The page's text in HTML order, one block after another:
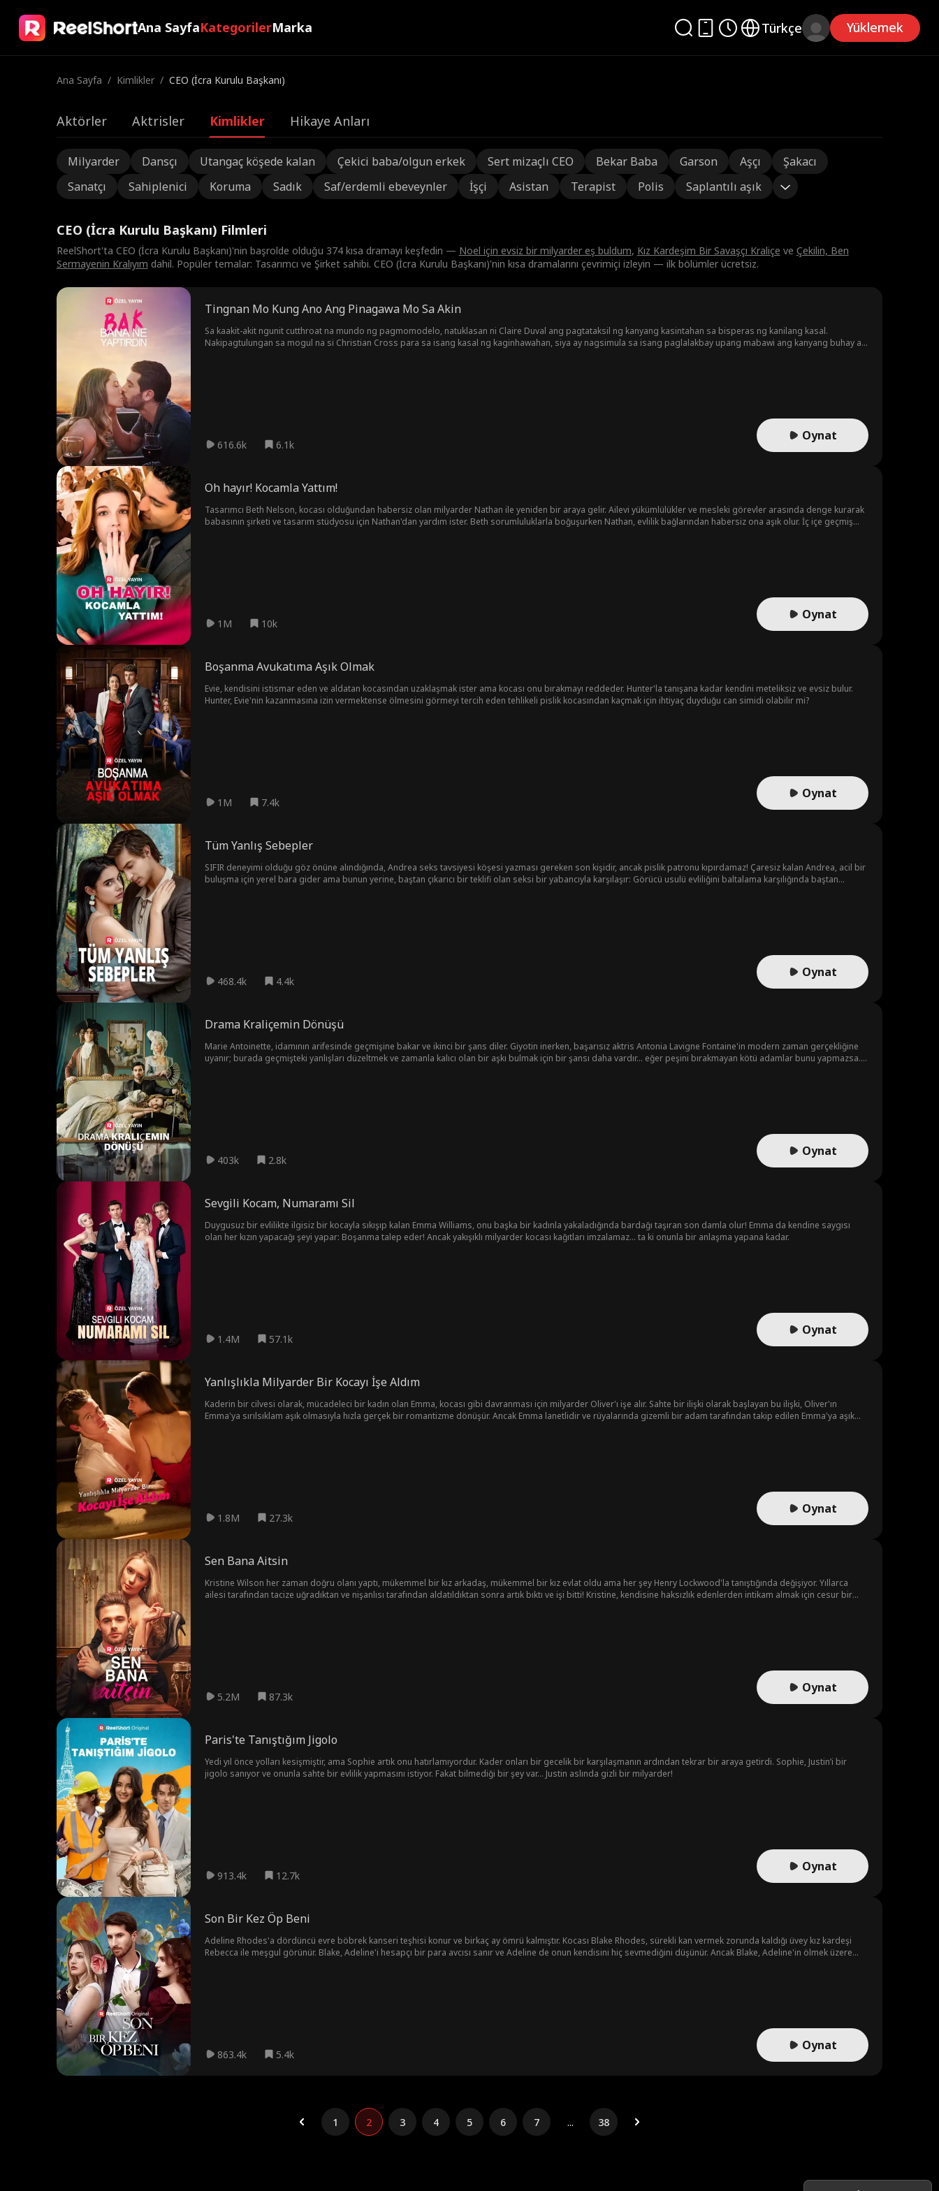
Ana SayfaKategorilerMarka Türkçe Yüklemek
Ana Sayfa / Kimlikler / CEO (İcra Kurulu Başkanı)
Aktörler Aktrisler Kimlikler Hikaye Anları
Milyarder Dansçı Utangaç köşede kalan Çekici baba/olgun erkek Sert mizaçlı CEO Bekar Baba Garson Aşçı
Şakacı
Sanatçı
Sahiplenici Koruma Sadık Saf/erdemli ebeveynler İşçi Asistan Terapist Polis Saplantılı aşık
CEO (İcra Kurulu Başkanı) Filmleri
ReelShort'ta CEO (İcra Kurulu Başkanı)'nin başrolde olduğu 374 kısa dramayı keşfedin — Noel için evsiz bir milyarder eş buldum, Kız Kardeşim Bir Savaşçı Kraliçe ve Çekilin, Ben
Sermayenin Kralıyım dahil. Popüler temalar: Tasarımcı ve Şirket sahibi. CEO (İcra Kurulu Başkanı)'nin kısa dramalarını çevrimiçi izleyin — ilk bölümler ücretsiz.
Tingnan Mo Kung Ano Ang Pinagawa Mo Sa Akin
Sa kaakit-akit ngunit cutthroat na mundo ng pagmomodelo, natuklasan ni Claire Duval ang pagtataksil ng kanyang kasintahan sa bisperas ng kanilang kasal.
Nakipagtulungan sa mogul na si Christian Cross para sa isang kasal ng kaginhawahan, siya ay nagsimula sa isang paglalakbay upang mabawi ang kanyang buhay at
616.6k 6.1k
Oynat
Oh hayır! Kocamla Yattım!
Tasarımcı Beth Nelson, kocası olduğundan habersiz olan milyarder Nathan ile yeniden bir araya gelir. Ailevi yükümlülükler ve mesleki görevler arasında denge kurarak
babasının şirketi ve tasarım stüdyosu için Nathan'dan yardım ister. Beth sorumluluklarla boğuşurken Nathan, evlilik bağlarından habersiz ona aşık olur. İç içe geçmiş
1M 10k
Oynat
Boşanma Avukatıma Aşık Olmak
Evie, kendisini istismar eden ve aldatan kocasından uzaklaşmak ister ama kocası onu bırakmayı reddeder. Hunter'la tanışana kadar kendini meteliksiz ve evsiz bulur.
Hunter, Evie'nin kazanmasına izin vermektense ölmesini görmeyi tercih eden tehlikeli pislik kocasından kaçmak için ihtiyaç duyduğu can simidi olabilir mi?
1M 7.4k
Oynat
Tüm Yanlış Sebepler
SIFIR deneyimi olduğu göz önüne alındığında, Andrea seks tavsiyesi köşesi yazması gereken son kişidir, ancak pislik patronu kıpırdamaz! Çaresiz kalan Andrea, acil bir
buluşma için yerel bara gider ama bunun yerine, baştan çıkarıcı bir teklifi olan seksi bir yabancıyla karşılaşır: Görücü usulü evliliğini baltalama karşılığında baştan
468.4k 4.4k
Oynat
Drama Kraliçemin Dönüşü
Marie Antoinette, idamının arifesinde geçmişine bakar ve ikinci bir şans diler. Giyotin inerken, başarısız aktris Antonia Lavigne Fontaine'in modern zaman gerçekliğine
uyanır; burada geçmişteki yanlışları düzeltmek ve zamanla kalıcı olan bir aşkı bulmak için bir şansı daha vardır... eğer peşini bırakmayan kötü adamlar bunu yapmazsa.'
403k 2.8k
Oynat
Sevgili Kocam, Numaramı Sil
Duygusuz bir evlilikte ilgisiz bir kocayla sıkışıp kalan Emma Williams, onu başka bir kadınla yakaladığında bardağı taşıran son damla olur! Emma da kendine saygısı
olan her kızın yapacağı şeyi yapar: Boşanma talep eder! Ancak yakışıklı milyarder kocası kağıtları imzalamaz... ta ki onunla bir anlaşma yapana kadar.
1.4M 57.1k
Oynat
Yanlışlıkla Milyarder Bir Kocayı İşe Aldım
Kaderin bir cilvesi olarak, mücadeleci bir kadın olan Emma, ​​kocası gibi davranması için milyarder Oliver'ı işe alır. Sahte bir ilişki olarak başlayan bu ilişki, Oliver'ın
Emma'ya sırılsıklam aşık olmasıyla hızla gerçek bir romantizme dönüşür. Ancak Emma lanetlidir ve rüyalarında gizemli bir adam tarafından takip edilen Emma'ya aşık
1.8M 27.3k
Oynat
Sen Bana Aitsin
Kristine Wilson her zaman doğru olanı yaptı, mükemmel bir kız arkadaş, mükemmel bir kız evlat oldu ama her şey Henry Lockwood'la tanıştığında değişiyor. Yıllarca
ailesi tarafından tacize uğradıktan ve nişanlısı tarafından aldatıldıktan sonra artık bıktı ve işi bitti! Kristine, kendisine haksızlık edenlerden intikam almak için cesur bir
5.2M 87.3k
Oynat
Paris'te Tanıştığım Jigolo
Yedi yıl önce yolları kesişmiştir, ama Sophie artık onu hatırlamıyordur. Kader onları bir gecelik bir karşılaşmanın ardından tekrar bir araya getirdi. Sophie, Justin’i bir
jigolo sanıyor ve onunla sahte bir evlilik yapmasını istiyor. Fakat bilmediği bir şey var... Justin aslında gizli bir milyarder!
913.4k 12.7k
Oynat
Son Bir Kez Öp Beni
Adeline Rhodes'a dördüncü evre böbrek kanseri teşhisi konur ve birkaç ay ömrü kalmıştır. Kocası Blake Rhodes, sürekli kan vermek zorunda kaldığı üvey kız kardeşi
Rebecca ile meşgul görünür. Blake, Adeline'i hesapçı bir para avcısı sanır ve Adeline de onun kendisini hiç sevmediğini düşünür. Ancak Blake, Adeline'in ölmek üzere
863.4k 5.4k
Oynat
1 2 3 4 5 6 7 ... 38